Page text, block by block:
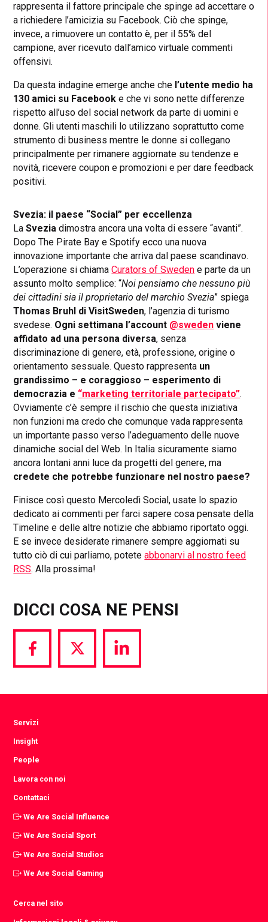
rappresenta il fattore principale che spinge ad accettare o
a richiedere l’amicizia su Facebook. Ciò che spinge,
invece, a rimuovere un contatto è, per il 55% del
campione, aver ricevuto dall’amico virtuale commenti
offensivi.
Da questa indagine emerge anche che l’utente medio ha
130 amici su Facebook e che vi sono nette differenze
rispetto all’uso del social network da parte di uomini e
donne. Gli utenti maschili lo utilizzano soprattutto come
strumento di business mentre le donne si collegano
principalmente per rimanere aggiornate su tendenze e
novità, ricevere coupon e promozioni e per dare feedback
positivi.
Svezia: il paese “Social” per eccellenza
LaSvezia dimostra ancora una volta di essere “avanti”.
Dopo The Pirate Bay e Spotify ecco una nuova
innovazione importante che arriva dal paese scandinavo.
L’operazione si chiamaCurators of Sweden e parte da un
assunto molto semplice: “Noi pensiamo che nessuno più
dei cittadini sia il proprietario del marchio Svezia” spiega
Thomas Bruhl di VisitSweden, l’agenzia di turismo
svedese. Ogni settimana l’account @sweden viene
affidato ad una persona diversa, senza
discriminazione di genere, età, professione, origine o
orientamento sessuale. Questo rappresenta un
grandissimo – e coraggioso – esperimento di
democrazia e “marketing territoriale partecipato”.
Ovviamente c’è sempre il rischio che questa iniziativa
non funzioni ma credo che comunque vada rappresenta
un importante passo verso l’adeguamento delle nuove
dinamiche social del Web. In Italia sicuramente siamo
ancora lontani anni luce da progetti del genere, ma
credete che potrebbe funzionare nel nostro paese?
Finisce così questo Mercoledì Social, usate lo spazio
dedicato ai commenti per farci sapere cosa pensate della
Timeline e delle altre notizie che abbiamo riportato oggi.
E se invece desiderate rimanere sempre aggiornati su
tutto ciò di cui parliamo, poteteabbonarvi al nostro feed
RSS. Alla prossima!
DICCI COSA NE PENSI
Share
via
Share
via
Share
via
Servizi
Insight
People
Lavora con noi
Contattaci
We Are Social Influence
We Are Social Sport
We Are Social Studios
We Are Social Gaming
Cerca nel sito